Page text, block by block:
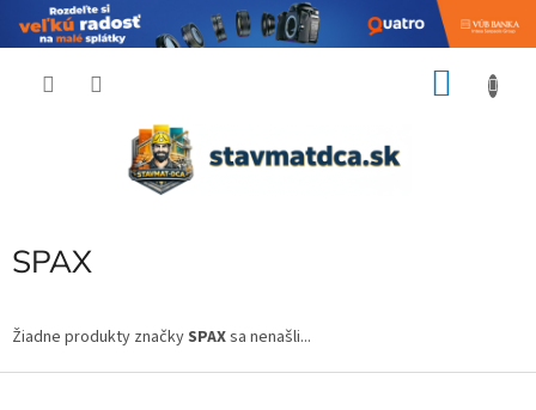
SPAX
Žiadne produkty značkySPAXsa nenašli...
Z